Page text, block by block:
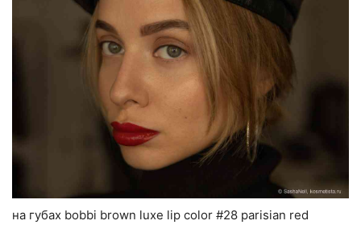
на губах bobbi brown luxe lip color #28 parisian red